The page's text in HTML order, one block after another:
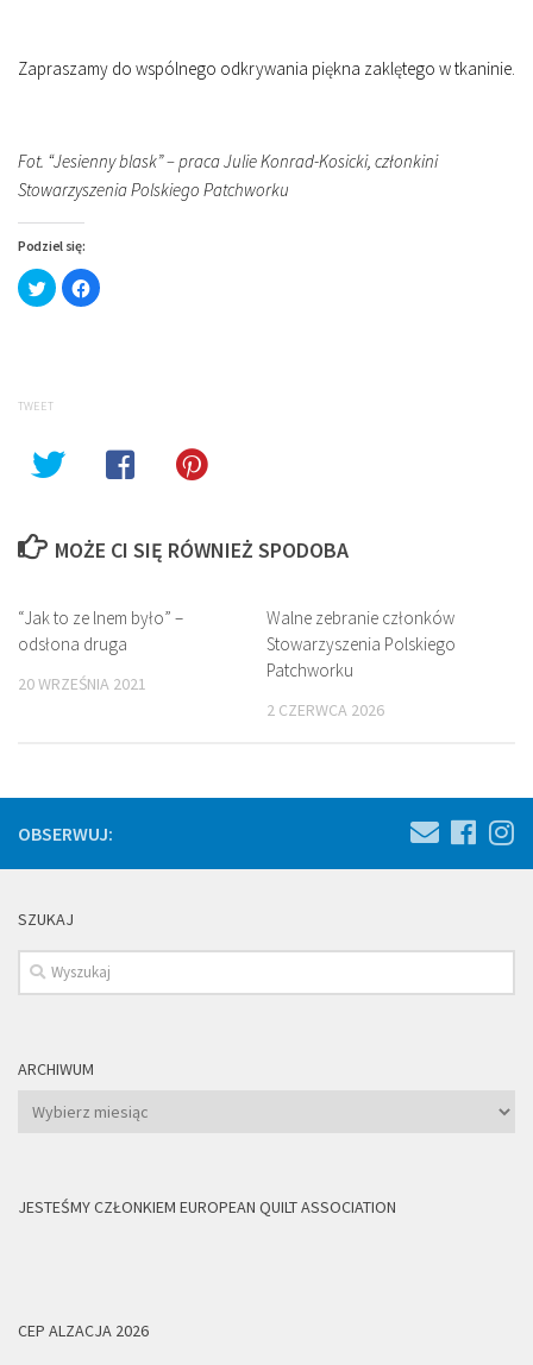
Zapraszamy do wspólnego odkrywania piękna zaklętego w tkaninie.
Fot. “Jesienny blask” – praca Julie Konrad-Kosicki, członkini
Stowarzyszenia Polskiego Patchworku
Podziel się:
Click
to
share
window)
Click
to
TWEET
MOŻE CI SIĘ RÓWNIEŻ SPODOBA
“Jak to ze lnem było” –
odsłona druga
20 WRZEŚNIA 2021
Walne zebranie członków
Stowarzyszenia Polskiego
Patchworku
2 CZERWCA 2026
OBSERWUJ:
SZUKAJ
ARCHIWUM
Archiwum
JESTEŚMY CZŁONKIEM EUROPEAN QUILT ASSOCIATION
CEP ALZACJA 2026